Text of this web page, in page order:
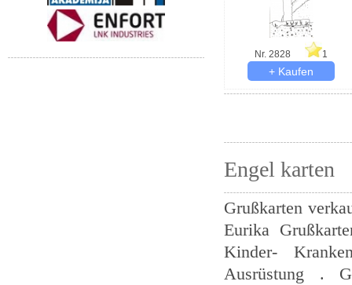
Nr. 2828 1
Engel karten
Grußkarten
Eurika
Kinder-
Ausrüstung .